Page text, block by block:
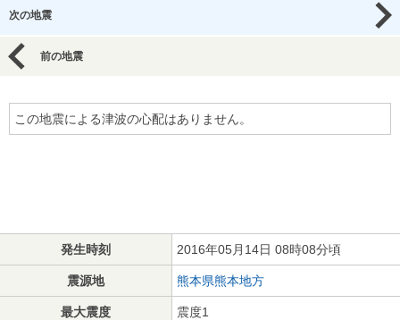
次の地震
前の地震
この地震による津波の心配はありません。
発生時刻 2016年05月14日 08時08分頃
震源地 熊本県熊本地方
最大震度 震度1